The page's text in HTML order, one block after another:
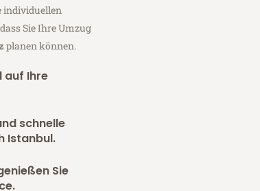
individuellen
Sie Ihre Umzug
planen können.
auf Ihre
schnelle
Istanbul.
Sie